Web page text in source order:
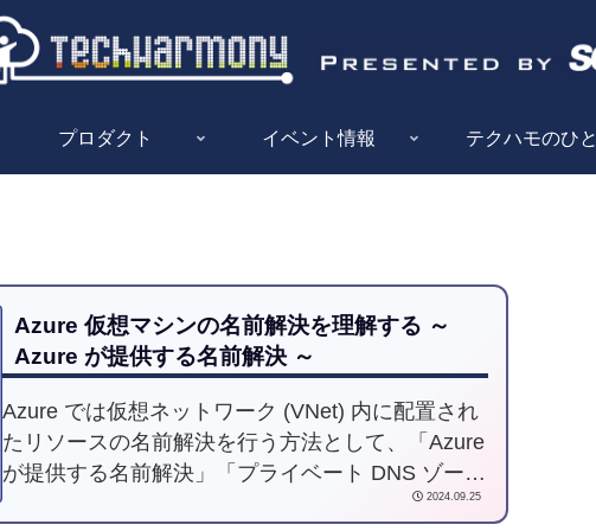
プロダクト イベント情報 テクハモのひと
Azure 仮想マシンの名前解決を理解する ～
Azure が提供する名前解決 ～
Azure では仮想ネットワーク (VNet) 内に配置され
たリソースの名前解決を行う方法として、「Azure
が提供する名前解決」「プライベート DNS ゾーン
による名前解決」「カスタム DNS サーバーによる
2024.09.25